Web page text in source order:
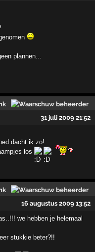
plannen...
31 juli 2009 21:52
dacht ik zo!
los
16 augustus 2009 13:52
we hebben je helemaal
stukkie beter?!!